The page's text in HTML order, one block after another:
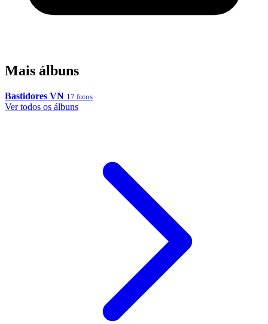
Mais álbuns
Bastidores VN 17 fotos
Ver todos os álbuns